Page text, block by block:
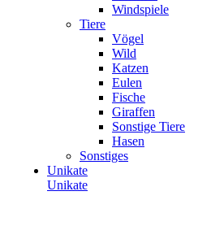
Windspiele
Tiere
Vögel
Wild
Katzen
Eulen
Fische
Giraffen
Sonstige Tiere
Hasen
Sonstiges
Unikate
Unikate